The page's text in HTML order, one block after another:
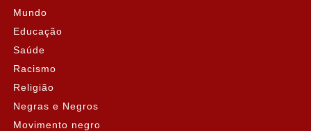
Mundo
Educação
Saúde
Racismo
Religião
Negras e Negros
Movimento negro